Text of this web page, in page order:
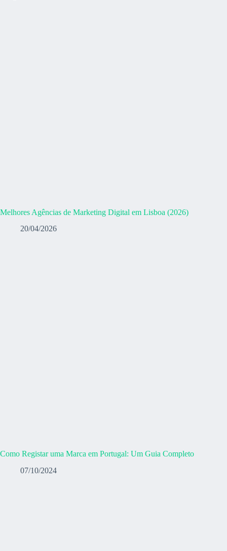
Melhores Agências de Marketing Digital em Lisboa (2026)
20/04/2026
Como Registar uma Marca em Portugal: Um Guia Completo
07/10/2024